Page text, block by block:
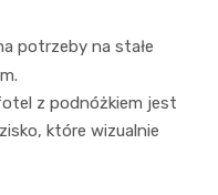
potrzeby na stałe
z podnóżkiem jest
które wizualnie